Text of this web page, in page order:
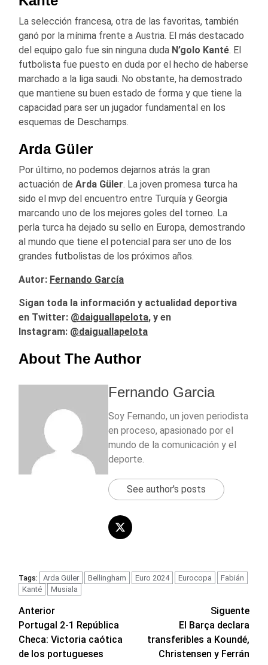
La selección francesa, otra de las favoritas, también
ganó por la mínima frente a Austria. El más destacado
del equipo galo fue sin ninguna duda N’golo Kanté. El
futbolista fue puesto en duda por el hecho de haberse
marchado a la liga saudi. No obstante, ha demostrado
que mantiene su buen estado de forma y que tiene la
capacidad para ser un jugador fundamental en los
esquemas de Deschamps.
Arda Güler
Por último, no podemos dejarnos atrás la gran
actuación de Arda Güler. La joven promesa turca ha
sido el mvp del encuentro entre Turquía y Georgia
marcando uno de los mejores goles del torneo. La
perla turca ha dejado su sello en Europa, demostrando
al mundo que tiene el potencial para ser uno de los
grandes futbolistas de los próximos años.
Autor: Fernando García
Sigan toda la información y actualidad deportiva
en Twitter: @daiguallapelota, y en
Instagram: @daiguallapelota
About The Author
Fernando Garcia
Soy Fernando, un joven periodista
en proceso, apasionado por el
mundo de la comunicación y el
deporte.
See author's posts
Tags: Arda Güler Bellingham Euro 2024 Eurocopa
Fabián
Kanté
Musiala
Navegación
de
entradas
Anterior
Portugal 2-1 República
Checa: Victoria caótica
de los portugueses
Siguente
El Barça declara
transferibles a Koundé,
Christensen y Ferrán